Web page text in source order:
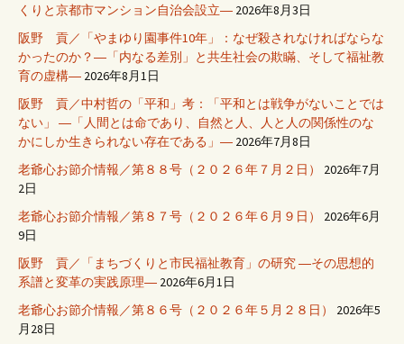
くりと京都市マンション自治会設立― 2026年8月3日
阪野 貢／「やまゆり園事件10年」：なぜ殺されなければならな
かったのか？―「内なる差別」と共生社会の欺瞞、そして福祉教
育の虚構― 2026年8月1日
阪野 貢／中村哲の「平和」考：「平和とは戦争がないことでは
ない」 ―「人間とは命であり、自然と人、人と人の関係性のな
かにしか生きられない存在である」― 2026年7月8日
老爺心お節介情報／第８８号（２０２６年７月２日）
2026年7月
2日
老爺心お節介情報／第８７号（２０２６年６月９日）
2026年6月
9日
阪野 貢／「まちづくりと市民福祉教育」の研究 ―その思想的
系譜と変革の実践原理― 2026年6月1日
老爺心お節介情報／第８６号（２０２６年５月２８日）
2026年5
月28日